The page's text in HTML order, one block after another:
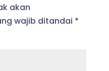
akan
wajib ditandai *